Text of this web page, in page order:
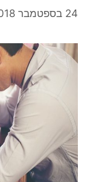
24 בספטמבר 2018